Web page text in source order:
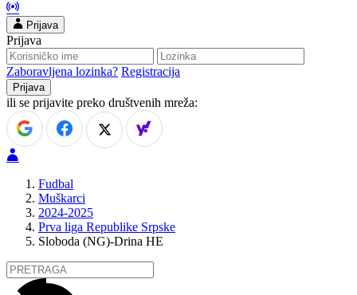
Prijava
Prijava
Zaboravljena lozinka? Registracija
ili se prijavite preko društvenih mreža:
Fudbal
Muškarci
2024-2025
Prva liga Republike Srpske
Sloboda (NG)-Drina HE